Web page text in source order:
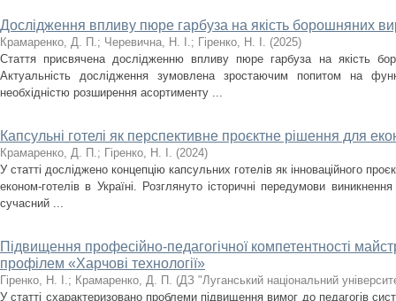
Дослідження впливу пюре гарбуза на якість борошняних
Крамаренко, Д. П.; Черевична, Н. І.; Гіренко, Н. І. (2025)
Стаття присвячена дослідженню впливу пюре гарбуза на якість
Актуальність дослідження зумовлена зростаючим попитом на
необхідністю розширення асортименту ...
Капсульні готелі як перспективне проєктне рішення для
Крамаренко, Д. П.; Гіренко, Н. І. (2024)
У статті досліджено концепцію капсульних готелів як інноваційного
економ-готелів в Україні. Розглянуто історичні передумови
сучасний ...
Підвищення професійно-педагогічної компетентності
профілем «Харчові технології»
Гіренко, Н. І.; Крамаренко, Д. П. (ДЗ "Луганський національний
У статті схарактеризовано проблеми підвищення вимог до педагогів